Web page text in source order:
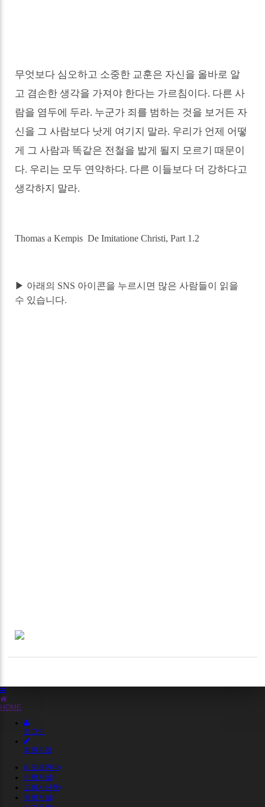
무엇보다 심오하고 소중한 교훈은 자신을 올바로 알
고 겸손한 생각을 가져야 한다는 가르침이다. 다른 사
람을 염두에 두라. 누군가 죄를 범하는 것을 보거든 자
신을 그 사람보다 낫게 여기지 말라. 우리가 언제 어떻
게 그 사람과 똑같은 전철을 밟게 될지 모르기 때문이
다. 우리는 모두 연약하다. 다른 이들보다 더 강하다고
생각하지 말라.
Thomas a Kempis De Imitatione Christi, Part 1.2
▶ 아래의 SNS 아이콘을 누르시면 많은 사람들이 읽을
수 있습니다.
HOME
로그인
회원가입
리포르만다
신학저널
교회사산책
목회저널